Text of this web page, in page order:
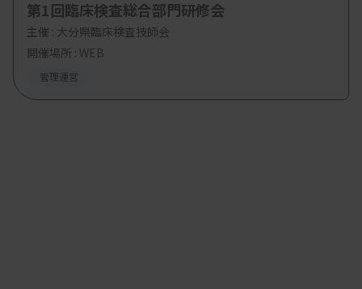
第1回臨床検査総合部門研修会
主催 : 大分県臨床検査技師会
開催場所 : WEB
管理運営